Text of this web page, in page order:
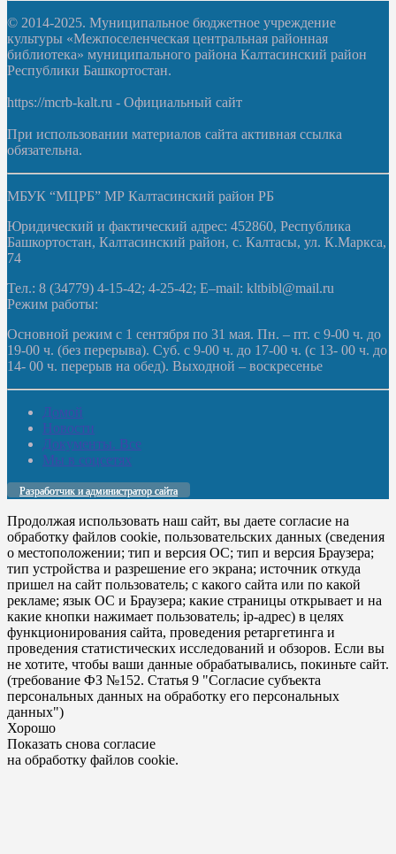
© 2014-2025. Муниципальное бюджетное учреждение
культуры «Межпоселенческая центральная районная
библиотека» муниципального района Калтасинский район
Республики Башкортостан.
https://mcrb-kalt.ru - Официальный сайт
При использовании материалов сайта активная ссылка
обязательна.
МБУК “МЦРБ” МР Калтасинский район РБ
Юридический и фактический адрес: 452860, Республика
Башкортостан, Калтасинский район, с. Калтасы, ул. К.Маркса,
74
Тел.: 8 (34779) 4-15-42; 4-25-42; E–mail: kltbibl@mail.ru
Режим работы:
Основной режим с 1 сентября по 31 мая. Пн. – пт. с 9-00 ч. до
19-00 ч. (без перерыва). Суб. с 9-00 ч. до 17-00 ч. (с 13- 00 ч. до
14- 00 ч. перерыв на обед). Выходной – воскресенье
Домой
Новости
Документы. Все
Мы в соцсетях
Разработчик и администратор сайта
Продолжая использовать наш сайт, вы даете согласие на
обработку файлов cookie, пользовательских данных (сведения
о местоположении; тип и версия ОС; тип и версия Браузера;
тип устройства и разрешение его экрана; источник откуда
пришел на сайт пользователь; с какого сайта или по какой
рекламе; язык ОС и Браузера; какие страницы открывает и на
какие кнопки нажимает пользователь; ip-адрес) в целях
функционирования сайта, проведения ретаргетинга и
проведения статистических исследований и обзоров. Если вы
не хотите, чтобы ваши данные обрабатывались, покиньте сайт.
(требование ФЗ №152. Статья 9 "Согласие субъекта
персональных данных на обработку его персональных
данных")
Хорошо
Показать снова согласие
на обработку файлов cookie.